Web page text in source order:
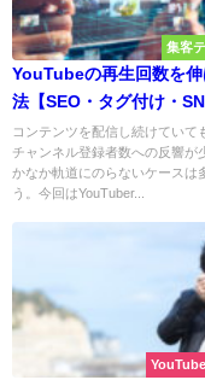
集客
YouTubeの再生回数を
法【SEO・タグ付け・
コンテンツを配信し続けていて
チャンネル登録者数への反響が
かなか軌道にのらないケースは
う。今回はYouTuber...